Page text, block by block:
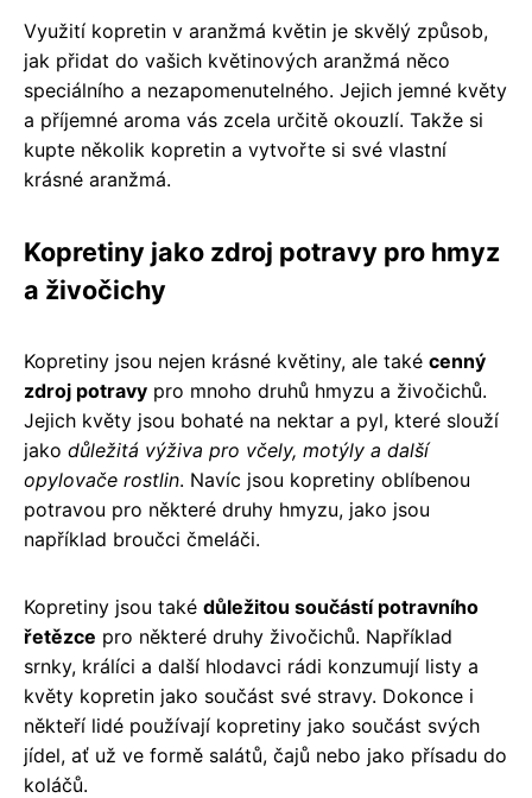
Využití kopretin v aranžmá květin je skvělý způsob,
jak přidat do vašich květinových aranžmá něco
speciálního a nezapomenutelného. Jejich jemné květy
a příjemné aroma vás zcela určitě okouzlí. Takže si
kupte několik kopretin a vytvořte si své vlastní
krásné aranžmá.
Kopretiny jako zdroj potravy pro hmyz
a živočichy
Kopretiny jsou nejen krásné květiny, ale také cenný
zdroj potravy pro mnoho druhů hmyzu a živočichů.
Jejich květy jsou bohaté na nektar a pyl, které slouží
jako důležitá výživa pro včely, motýly a další
opylovače rostlin. Navíc jsou kopretiny oblíbenou
potravou pro některé druhy hmyzu, jako jsou
například broučci čmeláči.
Kopretiny jsou také důležitou součástí potravního
řetězce pro některé druhy živočichů. Například
srnky, králíci a další hlodavci rádi konzumují listy a
květy kopretin jako součást své stravy. Dokonce i
někteří lidé používají kopretiny jako součást svých
jídel, ať už ve formě salátů, čajů nebo jako přísadu do
koláčů.